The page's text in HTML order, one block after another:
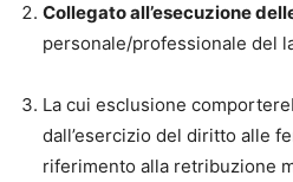
Collegato all’esecuzione
personale/professionale del
La cui esclusione
dall’esercizio del diritto alle
riferimento alla retribuzione